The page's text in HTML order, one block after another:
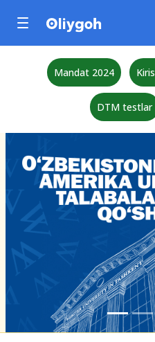
Mandat 2024
DTM testlar